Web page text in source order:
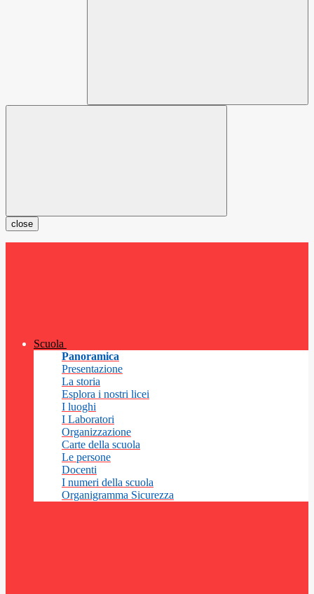
close
Scuola
Panoramica
Presentazione
La storia
Esplora i nostri licei
I luoghi
I Laboratori
Organizzazione
Carte della scuola
Le persone
Docenti
I numeri della scuola
Organigramma Sicurezza